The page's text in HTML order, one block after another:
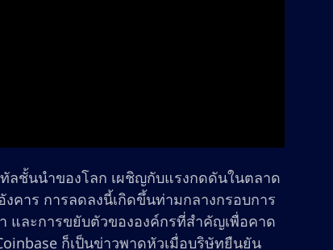
ทัลชั้นนำของโลก เผชิญกับแรงกดดันในตลาด
คาร การลดลงนี้เกิดขึ้นท่ามกลางกรอบการ
และการขยับตัวขององค์กรที่สำคัญเพื่อคาด
ก็เป็นข่าวพาดหัวเมื่อบริษัทยืนยัน